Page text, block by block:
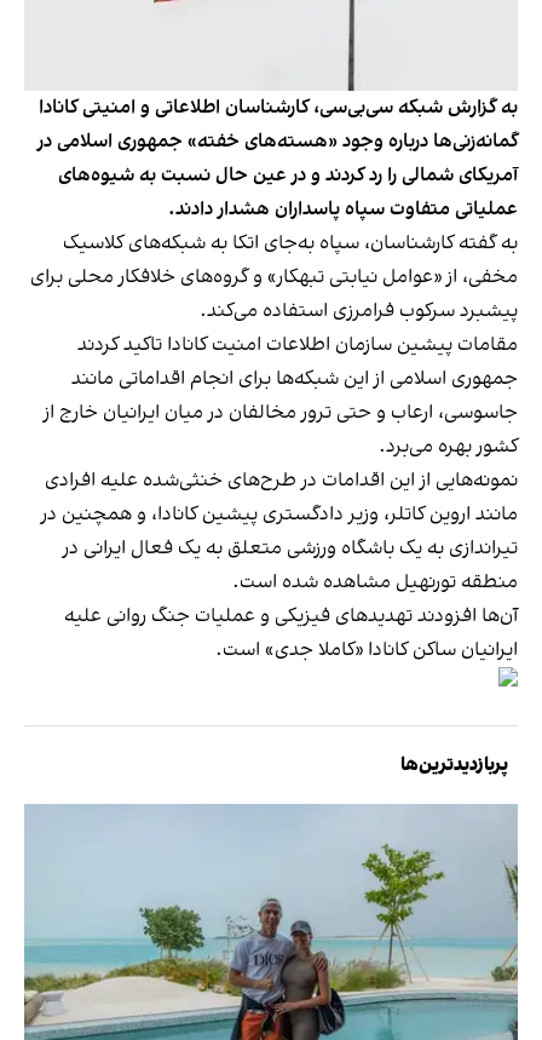
به گزارش شبکه سی‌بی‌سی، کارشناسان اطلاعاتی و امنیتی کانادا
گمانه‌زنی‌ها درباره وجود «هسته‌های خفته» جمهوری اسلامی در
آمریکای شمالی را رد کردند و در عین حال نسبت به شیوه‌های
عملیاتی متفاوت سپاه پاسداران هشدار دادند.
به گفته کارشناسان، سپاه به‌جای اتکا به شبکه‌های کلاسیک
مخفی، از «عوامل نیابتی تبهکار» و گروه‌های خلافکار محلی برای
پیشبرد سرکوب فرامرزی استفاده می‌کند.
مقامات پیشین سازمان اطلاعات امنیت کانادا تاکید کردند
جمهوری اسلامی از این شبکه‌ها برای انجام اقداماتی مانند
جاسوسی، ارعاب و حتی ترور مخالفان در میان ایرانیان خارج از
کشور بهره می‌برد.
نمونه‌هایی از این اقدامات در طرح‌های خنثی‌شده علیه افرادی
مانند اروین کاتلر، وزیر دادگستری پیشین کانادا، و همچنین در
تیراندازی به یک باشگاه ورزشی متعلق به یک فعال ایرانی در
منطقه تورنهیل مشاهده شده است.
آن‌ها افزودند تهدیدهای فیزیکی و عملیات جنگ روانی علیه
ایرانیان ساکن کانادا «کاملا جدی» است.
پربازدیدترین‌ها